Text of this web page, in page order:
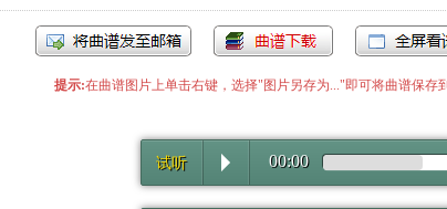
提示:在曲谱图片上单击右键，选择"图片另存为..."即可将曲谱保存
试听 00:00